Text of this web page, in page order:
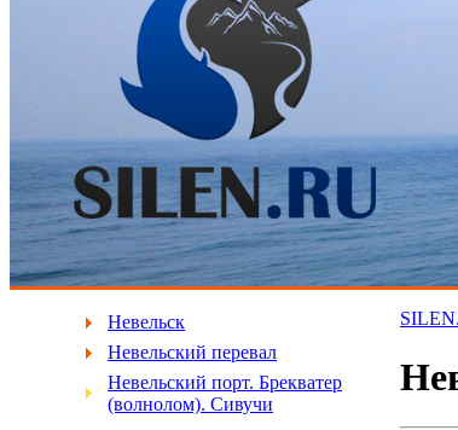
Невельск
Невельский перевал
Невельский порт. Брекватер
(волнолом). Сивучи